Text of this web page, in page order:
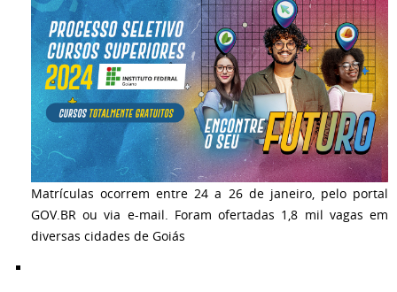
Matrículas ocorrem entre 24 a 26 de janeiro, pelo portal
GOV.BR ou via e-mail. Foram ofertadas 1,8 mil vagas em
diversas cidades de Goiás